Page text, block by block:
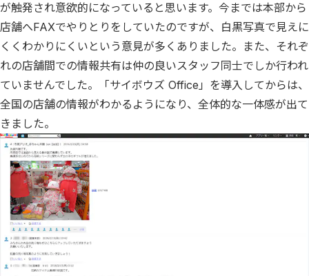
が触発され意欲的になっていると思います。今までは本部から
店舗へFAXでやりとりをしていたのですが、白黒写真で見えに
くくわかりにくいという意見が多くありました。また、それぞ
れの店舗間での情報共有は仲の良いスタッフ同士でしか行われ
ていませんでした。「サイボウズ Office」を導入してからは、
全国の店舗の情報がわかるようになり、全体的な一体感が出て
きました。